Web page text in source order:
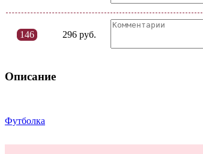
146 296 руб.
Описание
Футболка